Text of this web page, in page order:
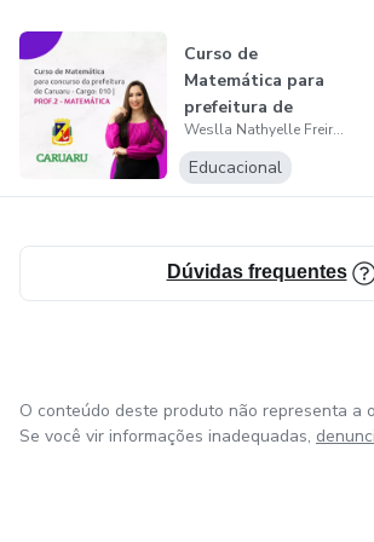
Matricule-se agora mesmo e venha fazer
jornada de aprendizado e conquistas.
ajudar a alcançar seus sonhos!
As vagas são limitadas.
Curso de
Matemática para
prefeitura de
Caruaru - Cargo:
010...
Weslla Nathyelle Freire de Albuquerque
Educacional
Dúvidas frequentes
O conteúdo deste produto não representa a
Se você vir informações inadequadas,